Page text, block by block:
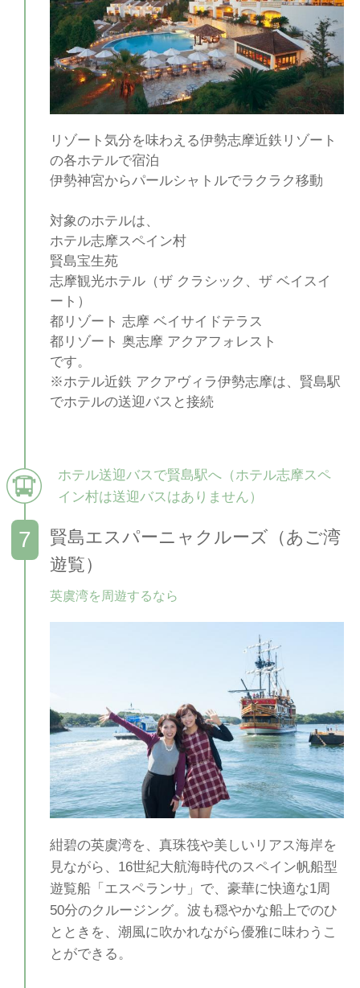
リゾート気分を味わえる伊勢志摩近鉄リゾート
の各ホテルで宿泊
伊勢神宮からパールシャトルでラクラク移動
対象のホテルは、
ホテル志摩スペイン村
賢島宝生苑
志摩観光ホテル（ザ クラシック、ザ ベイスイ
ート）
都リゾート 志摩 ベイサイドテラス
都リゾート 奥志摩 アクアフォレスト
です。
※ホテル近鉄 アクアヴィラ伊勢志摩は、賢島駅
でホテルの送迎バスと接続
ホテル送迎バスで賢島駅へ（ホテル志摩スペ
イン村は送迎バスはありません）
賢島エスパーニャクルーズ（あご湾
遊覧）
英虞湾を周遊するなら
紺碧の英虞湾を、真珠筏や美しいリアス海岸を
見ながら、16世紀大航海時代のスペイン帆船型
遊覧船「エスペランサ」で、豪華に快適な1周
50分のクルージング。波も穏やかな船上でのひ
とときを、潮風に吹かれながら優雅に味わうこ
とができる。